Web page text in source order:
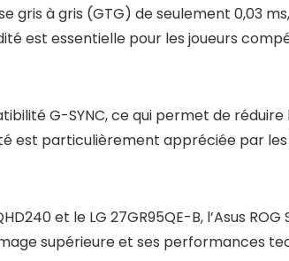
à gris (GTG) de seulement 0,03
est essentielle pour les joueurs
G-SYNC, ce qui permet de
particulièrement appréciée par les
et le LG 27GR95QE-B, l’Asus
supérieure et ses performances